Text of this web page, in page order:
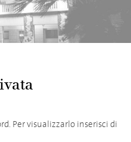
Per visualizzarlo inserisci di